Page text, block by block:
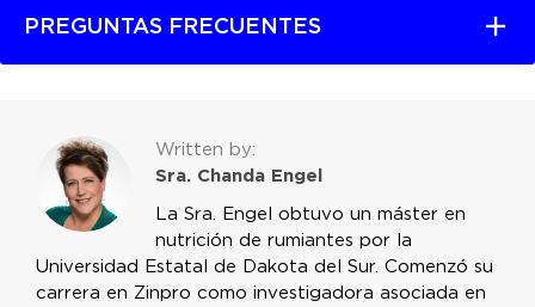
PREGUNTAS FRECUENTES
Written by:
Sra. Chanda Engel
La Sra. Engel obtuvo un máster en
nutrición de rumiantes por la
Universidad Estatal de Dakota del Sur. Comenzó su
carrera en Zinpro como investigadora asociada en